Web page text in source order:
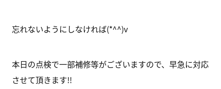
忘れないようにしなければ(*^^)v
本日の点検で一部補修等がございますので、早急に対応
させて頂きます!!